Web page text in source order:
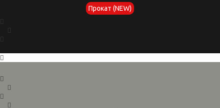
Прокат (NEW)